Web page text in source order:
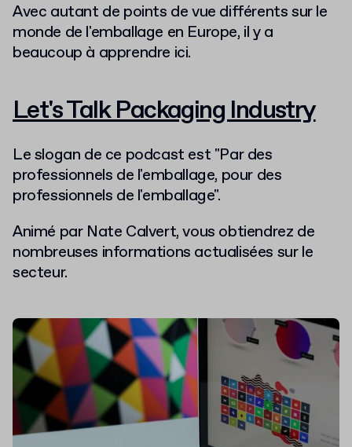
Avec autant de points de vue différents sur le
monde de l'emballage en Europe, il y a
beaucoup à apprendre ici.
Let's Talk Packaging Industry
Le slogan de ce podcast est "Par des
professionnels de l'emballage, pour des
professionnels de l'emballage".
Animé par Nate Calvert, vous obtiendrez de
nombreuses informations actualisées sur le
secteur.